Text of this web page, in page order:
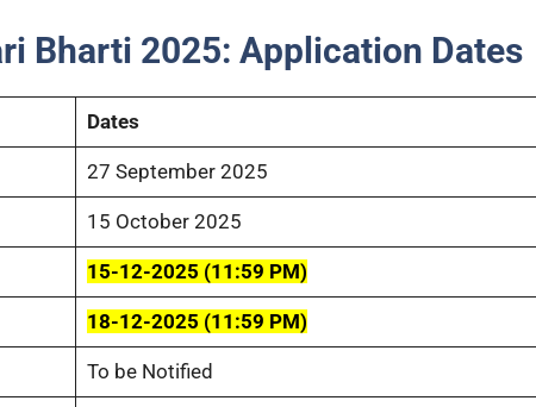
Bharti 2025: Application Dates
Dates
27 September 2025
15 October 2025
15-12-2025 (11:59 PM)
18-12-2025 (11:59 PM)
To be Notified